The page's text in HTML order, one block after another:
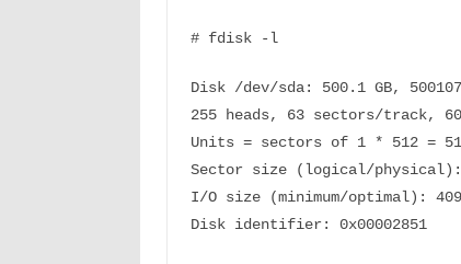
# fdisk -l
Disk /dev/sda: 500.1 GB,
255 heads, 63 sectors/track,
Units = sectors of 1 * 512 =
Sector size (logical/physical):
I/O size (minimum/optimal):
Disk identifier: 0x00002851